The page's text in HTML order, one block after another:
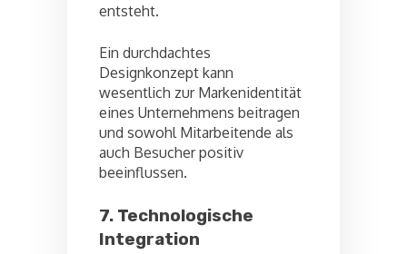
entsteht.
Ein durchdachtes
Designkonzept kann
wesentlich zur Markenidentität
eines Unternehmens beitragen
und sowohl Mitarbeitende als
auch Besucher positiv
beeinflussen.
7. Technologische
Integration